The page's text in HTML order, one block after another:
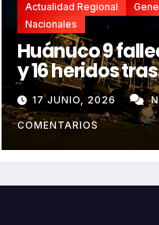
Actualidad Regional
Nacionales
Huánuco 9
y 16 heridos tras
horroroso
de bus Real
que impactó
vivienda
17 JUNIO, 2026
COMENTARIOS